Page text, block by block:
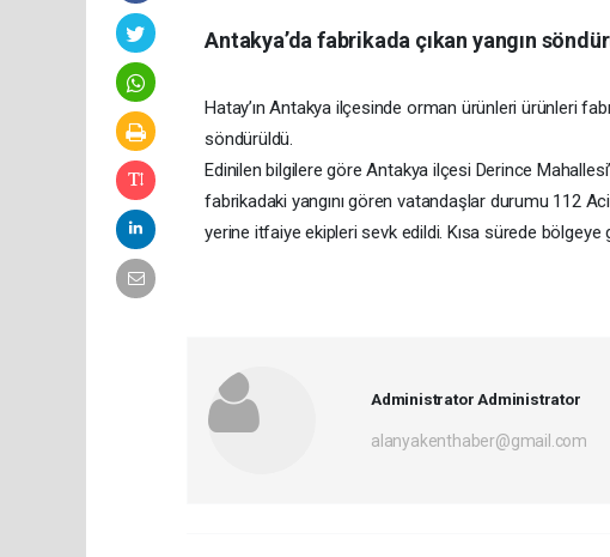
Antakya’da fabrikada çıkan yangın
Hatay’ın Antakya ilçesinde orman ürünleri ürünleri
söndürüldü.
Edinilen bilgilere göre Antakya ilçesi Derince
fabrikadaki yangını gören vatandaşlar durumu 112
yerine itfaiye ekipleri sevk edildi. Kısa sürede
Administrator Administrator
alanyakenthaber@gmail.com